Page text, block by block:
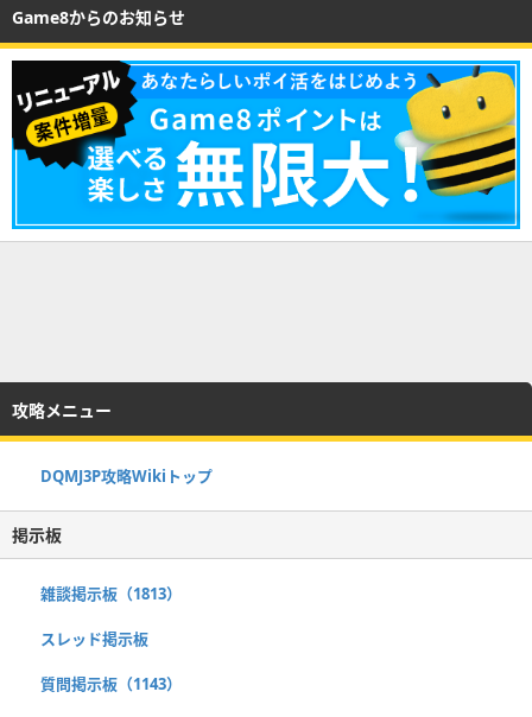
Game8からのお知らせ
攻略メニュー
DQMJ3P攻略Wikiトップ
掲示板
雑談掲示板（1813）
スレッド掲示板
質問掲示板（1143）